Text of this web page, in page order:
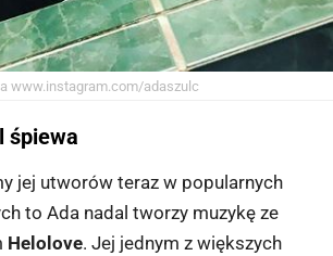
www.instagram.com/adaszulc
śpiewa
jej utworów teraz w popularnych
to Ada nadal tworzy muzykę ze
Helolove. Jej jednym z większych